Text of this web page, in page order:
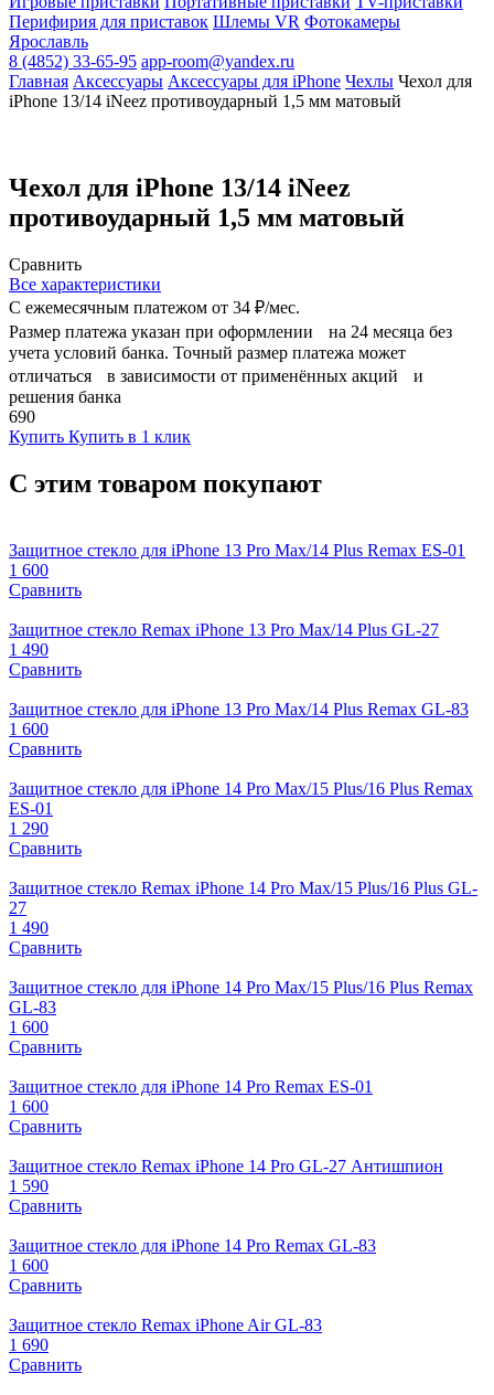
Перифирия для приставок Шлемы VR Фотокамеры
Ярославль
8 (4852) 33-65-95 app-room@yandex.ru
Главная Аксессуары Аксессуары для iPhone Чехлы Чехол для
iPhone 13/14 iNeez противоударный 1,5 мм матовый
Чехол для iPhone 13/14 iNeez
противоударный 1,5 мм матовый
Сравнить
Все характеристики
С ежемесячным платежом от 34 ₽/мес.
Размер платежа указан при оформлении на 24 месяца без
учета условий банка. Точный размер платежа может
отличаться в зависимости от применённых акций и
решения банка
690
Купить Купить в 1 клик
С этим товаром покупают
Защитное стекло для iPhone 13 Pro Max/14 Plus Remax ES-01
1 600
Сравнить
Защитное стекло Remax iPhone 13 Pro Max/14 Plus GL-27
1 490
Сравнить
Защитное стекло для iPhone 13 Pro Max/14 Plus Remax GL-83
1 600
Сравнить
Защитное стекло для iPhone 14 Pro Max/15 Plus/16 Plus Remax
ES-01
1 290
Сравнить
Защитное стекло Remax iPhone 14 Pro Max/15 Plus/16 Plus GL-
27
1 490
Сравнить
Защитное стекло для iPhone 14 Pro Max/15 Plus/16 Plus Remax
GL-83
1 600
Сравнить
Защитное стекло для iPhone 14 Pro Remax ES-01
1 600
Сравнить
Защитное стекло Remax iPhone 14 Pro GL-27 Антишпион
1 590
Сравнить
Защитное стекло для iPhone 14 Pro Remax GL-83
1 600
Сравнить
Защитное стекло Remax iPhone Air GL-83
1 690
Сравнить